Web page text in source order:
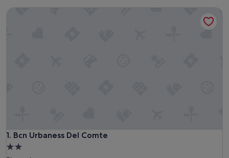
1. Bcn Urbaness Del Comte
Bcn Urbaness Del Comte
Alojamiento